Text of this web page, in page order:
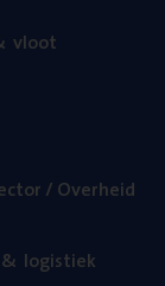
vloot
/ Overheid
& logistiek